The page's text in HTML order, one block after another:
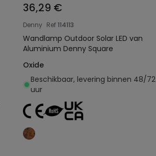
36,29 €
Denny Ref114113
Wandlamp Outdoor Solar LED van
Aluminium Denny Square
Oxide
Beschikbaar, levering binnen 48/72
uur